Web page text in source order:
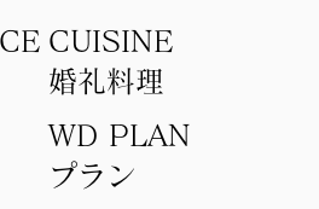
CUISINE
​婚礼料理
​プラン
WD PLAN